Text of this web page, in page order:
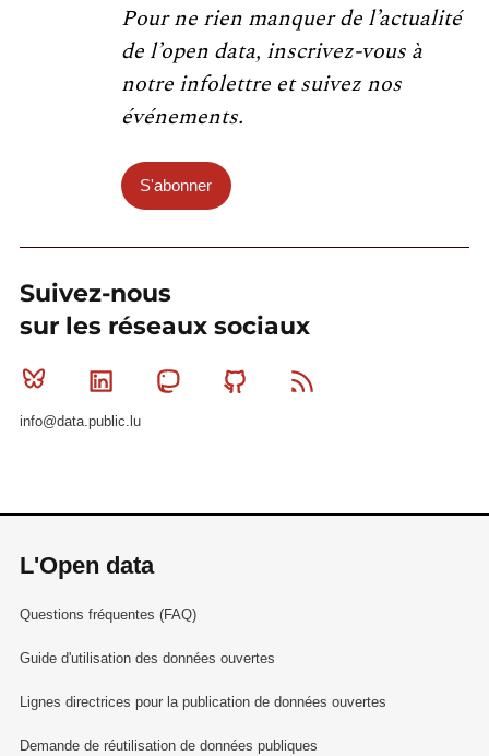
Pour ne rien manquer de l’actualité
de l’open data, inscrivez-vous à
notre infolettre et suivez nos
événements.
S'abonner
Suivez-nous
sur les réseaux sociaux
Bluesky Linkedin MastodonGithub
info@data.public.lu
L'Open data
Questions fréquentes (FAQ)
Guide d'utilisation des données ouvertes
Lignes directrices pour la publication de données ouvertes
Demande de réutilisation de données publiques